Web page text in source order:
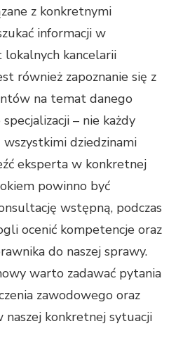
z konkretnymi
informacji w
kancelarii
również zapoznanie się z
na temat danego
– nie każdy
dziedzinami
eksperta w konkretnej
powinno być
wstępną, podczas
ocenić kompetencje oraz
do naszej sprawy.
warto zadawać pytania
zawodowego oraz
naszej konkretnej sytuacji